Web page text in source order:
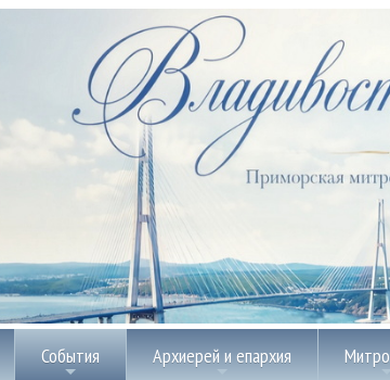
События Архиерей и епархия